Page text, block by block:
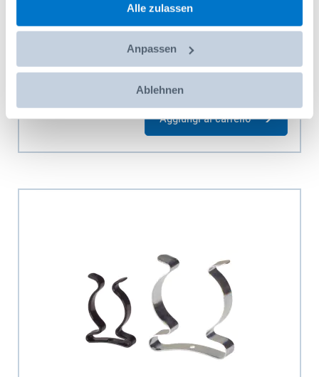
Alle zulassen
Anpassen
Ablehnen
Codice prodotto: 801013274 4,70 CHF
Aggiungi al carrello